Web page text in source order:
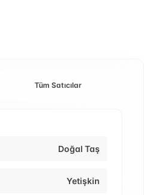
Tüm Satıcılar
Doğal Taş
Yetişkin